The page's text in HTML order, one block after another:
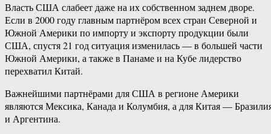
Власть США слабеет даже на их собственном заднем дворе.
Если в 2000 году главным партнёром всех стран Северной и
Южной Америки по импорту и экспорту продукции были
США, спустя 21 год ситуация изменилась — в большей части
Южной Америки, а также в Панаме и на Кубе лидерство
перехватил Китай.
Важнейшими партнёрами для США в регионе Америки
являются Мексика, Канада и Колумбия, а для Китая —
и Аргентина.